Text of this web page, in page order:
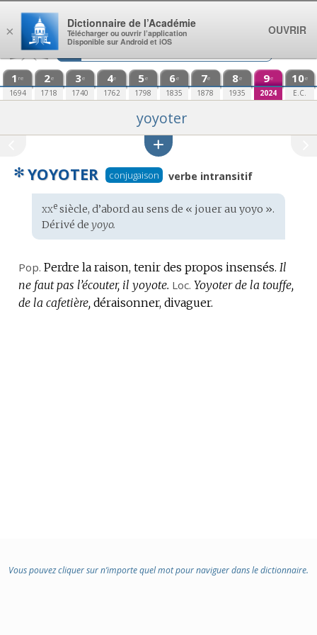
Aller au contenu
1 re
1694
2e
1718
3e
1740
4e
1762
5e
1798
6e
1835
7e
1878
8e
1935
9e
2024
10e
E.C.
yoyoter
✻ YOYOTER conjugaison verbe intransitif
Étymologie
:
xxesiècle, d’abord au sens de « jouer au yoyo ».
Dérivé de yoyo.
Pop. Perdre la raison, tenir des propos insensés. Il
ne faut pas l’écouter, il yoyote. Loc. Yoyoter de la touffe,
de la cafetière, déraisonner, divaguer.
Vous pouvez cliquer sur n’importe quel mot pour naviguer dans le dictionnaire.
×
Dictionnaire de l’Académie
Télécharger ou ouvrir l’application
Disponible sur Android et iOS
OUVRIR